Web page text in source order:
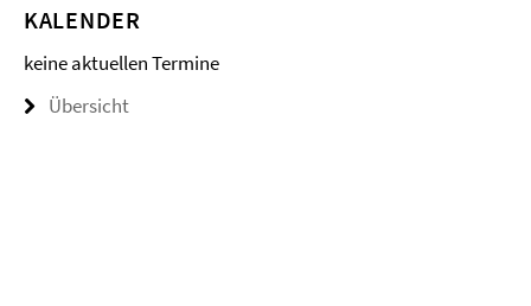
KALENDER
keine aktuellen Termine
Übersicht